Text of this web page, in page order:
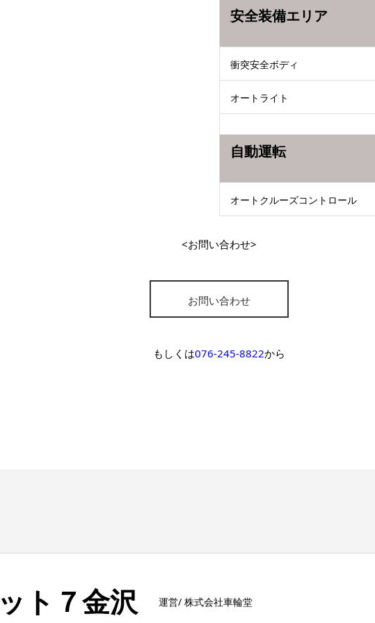
安全装備エリア
衝突安全ボディ
オートライト
自動運転
オートクルーズコントロール
<お問い合わせ>
お問い合わせ
もしくは076-245-8822から
ト７金沢 運営/ 株式会社車輪堂